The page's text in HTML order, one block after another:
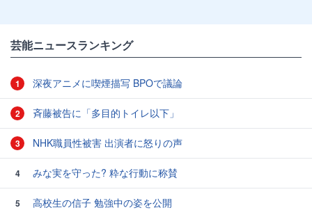
芸能ニュースランキング
1 深夜アニメに喫煙描写 BPOで議論
2 斉藤被告に「多目的トイレ以下」
3 NHK職員性被害 出演者に怒りの声
4 みな実を守った? 粋な行動に称賛
5
高校生の信子 勉強中の姿を公開